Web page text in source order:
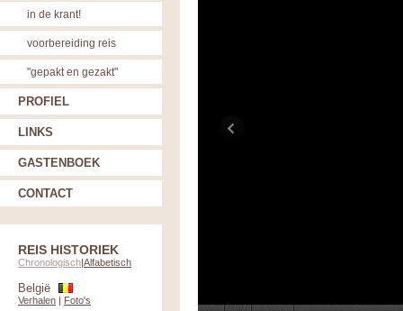
in de krant!
voorbereiding reis
"gepakt en gezakt"
PROFIEL
LINKS
GASTENBOEK
CONTACT
REIS HISTORIEK
Chronologisch|Alfabetisch
België
Verhalen | Foto's